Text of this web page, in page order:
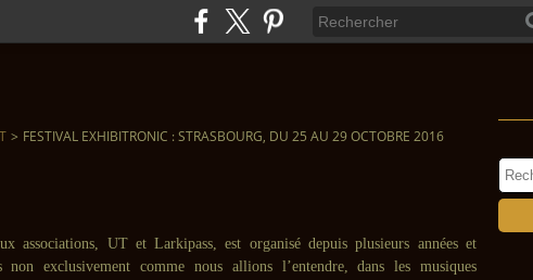
> FESTIVAL EXHIBITRONIC : STRASBOURG, DU 25 AU 29 OCTOBRE 2016
associations, UT et Larkipass, est organisé depuis plusieurs années et
non exclusivement comme nous allions l’entendre, dans les musiques